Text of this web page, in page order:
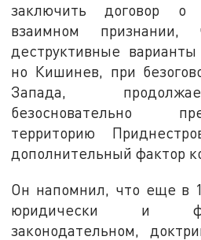
заключить договор
взаимном признании,
деструктивные
но Кишинев, при
Запада,
безосновательно
территорию
дополнительный фактор
Он напомнил, что еще в
юридически и
законодательном,